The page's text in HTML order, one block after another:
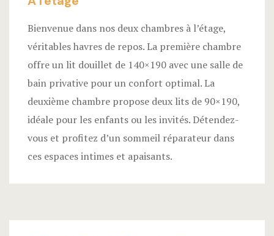
Bienvenue dans nos deux chambres à l’étage,
véritables havres de repos. La première chambre
offre un lit douillet de 140×190 avec une salle de
bain privative pour un confort optimal. La
deuxième chambre propose deux lits de 90×190,
idéale pour les enfants ou les invités. Détendez-
vous et profitez d’un sommeil réparateur dans
ces espaces intimes et apaisants.